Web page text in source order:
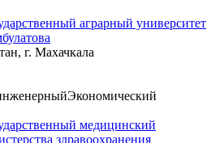
аграрный университет
г. Махачкала
Экономический
медицинский
здравоохранения